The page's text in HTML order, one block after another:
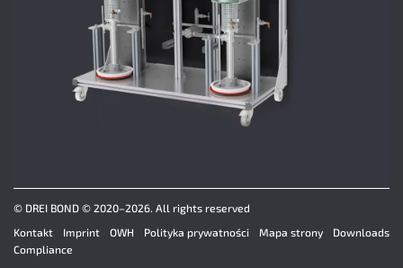
© DREI BOND © 2020–2026. All rights reserved
Kontakt
Imprint OWH Polityka prywatności Mapa strony
Downloads
Compliance